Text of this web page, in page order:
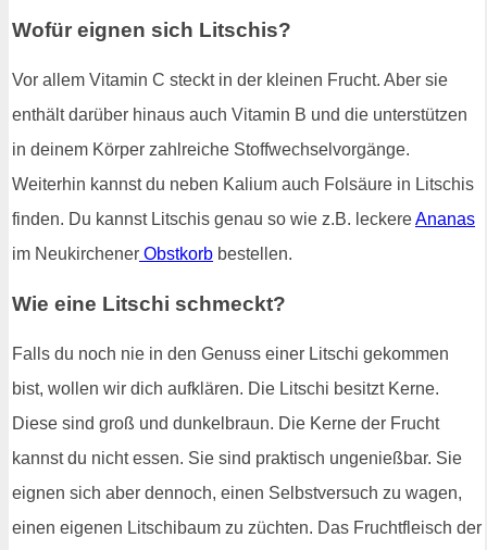
Wofür eignen sich Litschis?
Vor allem Vitamin C steckt in der kleinen Frucht. Aber sie
enthält darüber hinaus auch Vitamin B und die unterstützen
in deinem Körper zahlreiche Stoffwechselvorgänge.
Weiterhin kannst du neben Kalium auch Folsäure in Litschis
finden. Du kannst Litschis genau so wie z.B. leckereAnanas
im Neukirchener Obstkorb bestellen.
Wie eine Litschi schmeckt?
Falls du noch nie in den Genuss einer Litschi gekommen
bist, wollen wir dich aufklären. Die Litschi besitzt Kerne.
Diese sind groß und dunkelbraun. Die Kerne der Frucht
kannst du nicht essen. Sie sind praktisch ungenießbar. Sie
eignen sich aber dennoch, einen Selbstversuch zu wagen,
einen eigenen Litschibaum zu züchten. Das Fruchtfleisch der